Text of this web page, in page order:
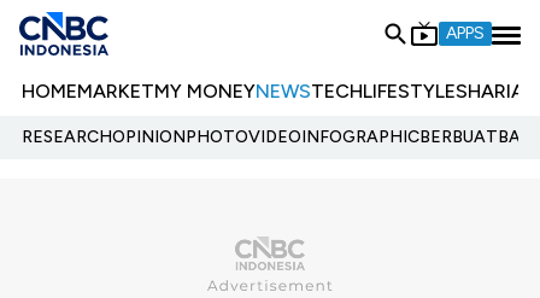
APPS
HOMEMARKETMY MONEYNEWSTECHLIFESTYLESHARIA
RESEARCHOPINIONPHOTOVIDEOINFOGRAPHIC